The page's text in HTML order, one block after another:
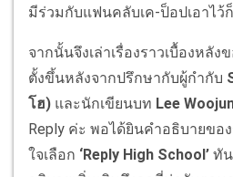
มีร่วมกับแฟนคลับเค-ป็อปเอาไว้
จากนั้นจึงเล่าเรื่องราวเบื้องหลัง
ตั้งขึ้นหลังจากปรึกษากับผู้กำกับ
โฮ) และนักเขียนบท Lee
Reply ค่ะ พอได้ยินคำอธิบายขอ
ใจเลือก ‘Reply High School’ ทัน